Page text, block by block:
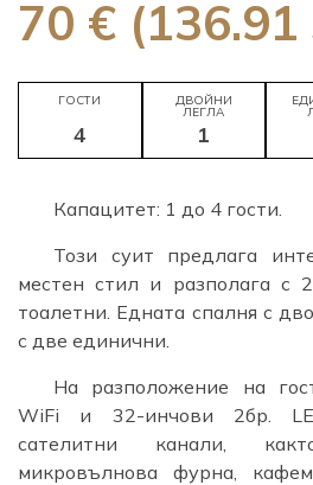
70 € (136.91
ГОСТИ
4
ДВОЙНИ
ЛЕГЛА
1
Капацитет: 1 до 4 гости.
Този суит предлага
местен стил и разполага с
тоалетни. Едната спалня с
с две единични.
На разположение на
WiFi и 32-инчови 2бр.
сателитни канали,
микровълнова фурна,